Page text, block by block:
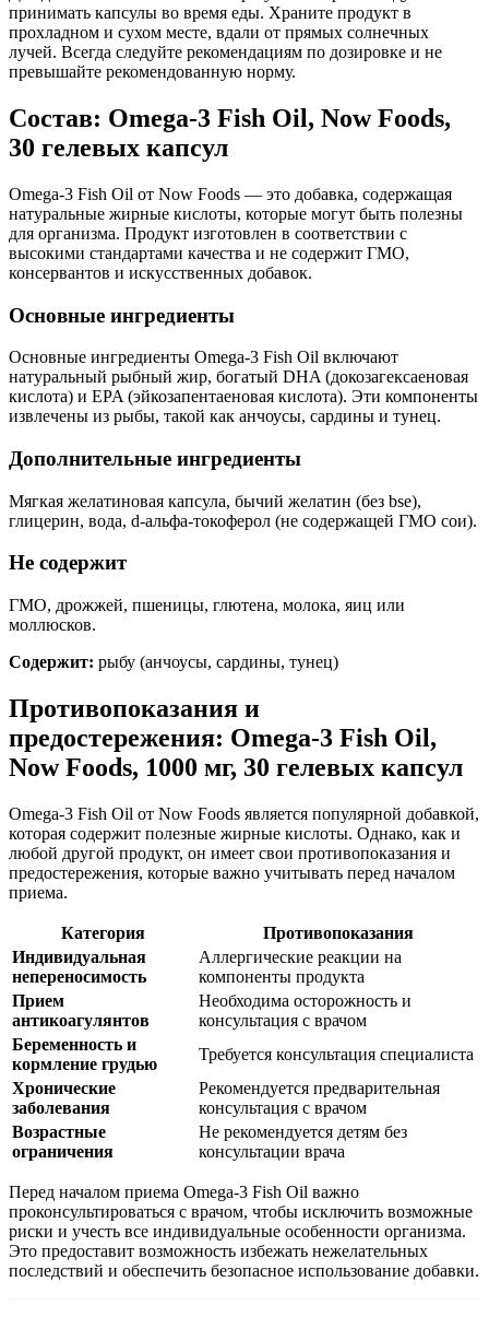
принимать капсулы во время еды. Храните продукт в
прохладном и сухом месте, вдали от прямых солнечных
лучей. Всегда следуйте рекомендациям по дозировке и не
превышайте рекомендованную норму.
Состав: Omega-3 Fish Oil, Now Foods,
30 гелевых капсул
Omega-3 Fish Oil от Now Foods — это добавка, содержащая
натуральные жирные кислоты, которые могут быть полезны
для организма. Продукт изготовлен в соответствии с
высокими стандартами качества и не содержит ГМО,
консервантов и искусственных добавок.
Основные ингредиенты
Основные ингредиенты Omega-3 Fish Oil включают
натуральный рыбный жир, богатый DHA (докозагексаеновая
кислота) и EPA (эйкозапентаеновая кислота). Эти компоненты
извлечены из рыбы, такой как анчоусы, сардины и тунец.
Дополнительные ингредиенты
Мягкая желатиновая капсула, бычий желатин (без bse),
глицерин, вода, d-альфа-токоферол (не содержащей ГМО сои).
Не содержит
ГМО, дрожжей, пшеницы, глютена, молока, яиц или
моллюсков.
Содержит: рыбу (анчоусы, сардины, тунец)
Противопоказания и
предостережения: Omega-3 Fish Oil,
Now Foods, 1000 мг, 30 гелевых капсул
Omega-3 Fish Oil от Now Foods является популярной добавкой,
которая содержит полезные жирные кислоты. Однако, как и
любой другой продукт, он имеет свои противопоказания и
предостережения, которые важно учитывать перед началом
приема.
Категория
Противопоказания
Индивидуальная
непереносимость
Аллергические реакции на
компоненты продукта
Прием
антикоагулянтов
Необходима осторожность и
консультация с врачом
Беременность и
кормление грудью
Требуется консультация специалиста
Хронические
заболевания
Рекомендуется предварительная
консультация с врачом
Возрастные
ограничения
Не рекомендуется детям без
консультации врача
Перед началом приема Omega-3 Fish Oil важно
проконсультироваться с врачом, чтобы исключить возможные
риски и учесть все индивидуальные особенности организма.
Это предоставит возможность избежать нежелательных
последствий и обеспечить безопасное использование добавки.